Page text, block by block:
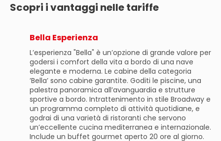
Scopri i vantaggi nelle tariffe
Bella Esperienza
L’esperienza "Bella" è un’opzione di grande valore per
godersi i comfort della vita a bordo di una nave
elegante e moderna. Le cabine della categoria
’Bella’ sono cabine garantite. Goditi le piscine, una
palestra panoramica all’avanguardia e strutture
sportive a bordo. Intrattenimento in stile Broadway e
un programma completo di attività quotidiane, e
godrai di una varietà di ristoranti che servono
un’eccellente cucina mediterranea e internazionale.
Include un buffet gourmet aperto 20 ore al giorno.